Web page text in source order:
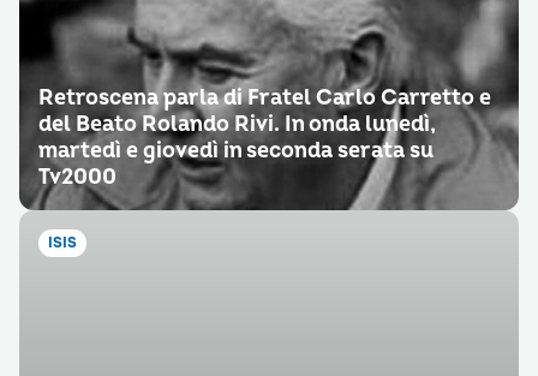
Retroscena parla di Fratel Carlo Carretto e
del Beato Rolando Rivi. In onda lunedì,
martedì e giovedì in seconda serata su
Tv2000
ISIS